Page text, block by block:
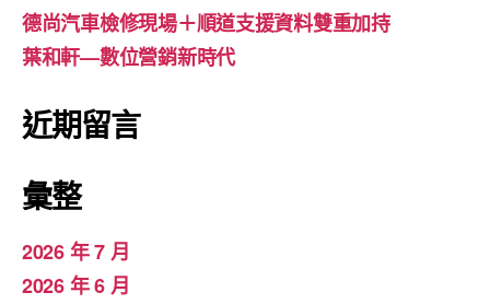
德尚汽車檢修現場＋順道支援資料雙重加持
葉和軒—數位營銷新時代
近期留言
彙整
2026 年 7 月
2026 年 6 月